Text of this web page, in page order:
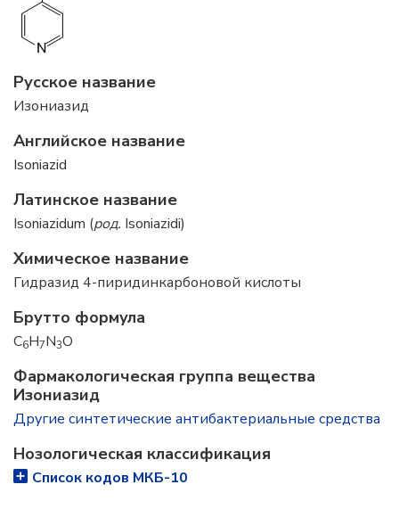
Русское название
Изониазид
Английское название
Isoniazid
Латинское название
Isoniazidum (род. Isoniazidi)
Химическое название
Гидразид 4-пиридинкарбоновой кислоты
Брутто формула
C6H7N3O
Фармакологическая группа вещества
Изониазид
Другие синтетические антибактериальные средства
Нозологическая классификация
Список кодов МКБ-10